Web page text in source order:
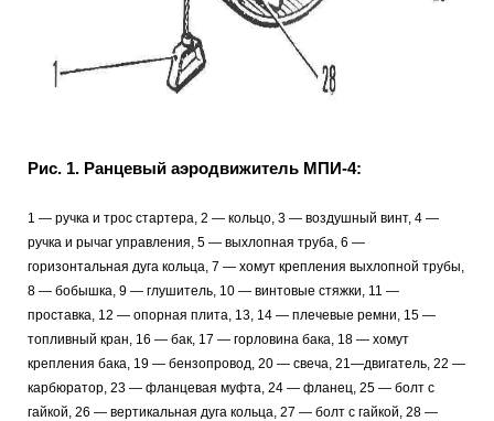
Рис. 1. Ранцевый аэродвижитель МПИ-4:
1 — ручка и трос стартера, 2 — кольцо, 3 — воздушный винт, 4 —
ручка и рычаг управления, 5 — выхлопная труба, 6 —
горизонтальная дуга кольца, 7 — хомут крепления выхлопной трубы,
8 — бобышка, 9 — глушитель, 10 — винтовые стяжки, 11 —
проставка, 12 — опорная плита, 13, 14 — плечевые ремни, 15 —
топливный кран, 16 — бак, 17 — горловина бака, 18 — хомут
крепления бака, 19 — бензопровод, 20 — свеча, 21—двигатель, 22 —
карбюратор, 23 — фланцевая муфта, 24 — фланец, 25 — болт с
гайкой, 26 — вертикальная дуга кольца, 27 — болт с гайкой, 28 —